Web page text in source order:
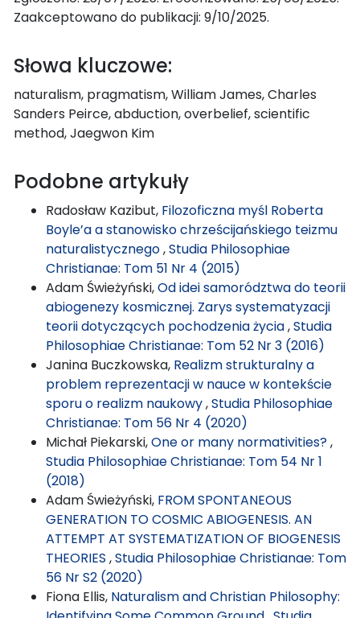
Zaakceptowano do publikacji: 9/10/2025.
Słowa kluczowe:
naturalism, pragmatism, William James, Charles
Sanders Peirce, abduction, overbelief, scientific
method, Jaegwon Kim
Podobne artykuły
Radosław Kazibut, Filozoficzna myśl Roberta
Boyle’a a stanowisko chrześcijańskiego teizmu
naturalistycznego,Studia Philosophiae
Christianae: Tom 51 Nr 4 (2015)
Adam Świeżyński,Od idei samorództwa do teorii
abiogenezy kosmicznej. Zarys systematyzacji
teorii dotyczących pochodzenia życia,Studia
Philosophiae Christianae: Tom 52 Nr 3 (2016)
Janina Buczkowska, Realizm strukturalny a
problem reprezentacji w nauce w kontekście
sporu o realizm naukowy,Studia Philosophiae
Christianae: Tom 56 Nr 4 (2020)
Michał Piekarski,One or many normativities?,
Studia Philosophiae Christianae: Tom 54 Nr 1
(2018)
Adam Świeżyński, FROM SPONTANEOUS
GENERATION TO COSMIC ABIOGENESIS. AN
ATTEMPT AT SYSTEMATIZATION OF BIOGENESIS
THEORIES ,Studia Philosophiae Christianae: Tom
56 Nr S2 (2020)
Fiona Ellis, Naturalism and Christian Philosophy: